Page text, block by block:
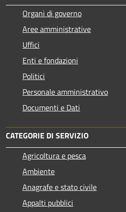
Organi di governo
Aree amministrative
Uffici
Enti e fondazioni
Politici
Personale amministrativo
Documenti e Dati
CATEGORIE DI SERVIZIO
Agricoltura e pesca
Ambiente
Anagrafe e stato civile
Appalti pubblici